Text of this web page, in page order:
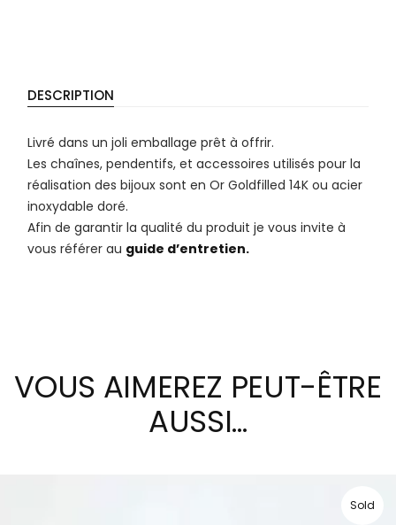
DESCRIPTION
Livré dans un joli emballage prêt à offrir.
Les chaînes, pendentifs, et accessoires utilisés pour la
réalisation des bijoux sont en Or Goldfilled 14K ou acier
inoxydable doré.
Afin de garantir la qualité du produit je vous invite à
vous référer au guide d’entretien.
VOUS AIMEREZ PEUT-ÊTRE
AUSSI…
Sold